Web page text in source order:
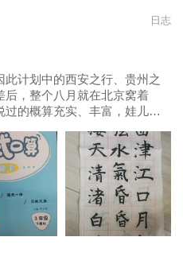
日志
计划中的西安之行、贵州之
后，整个八月就在北京窝着
的概算充实、丰富，娃儿也
前半期以《论语》和《日有所